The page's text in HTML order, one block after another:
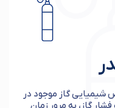
شیمیایی گاز موجود در
گاز، به مرور زمان